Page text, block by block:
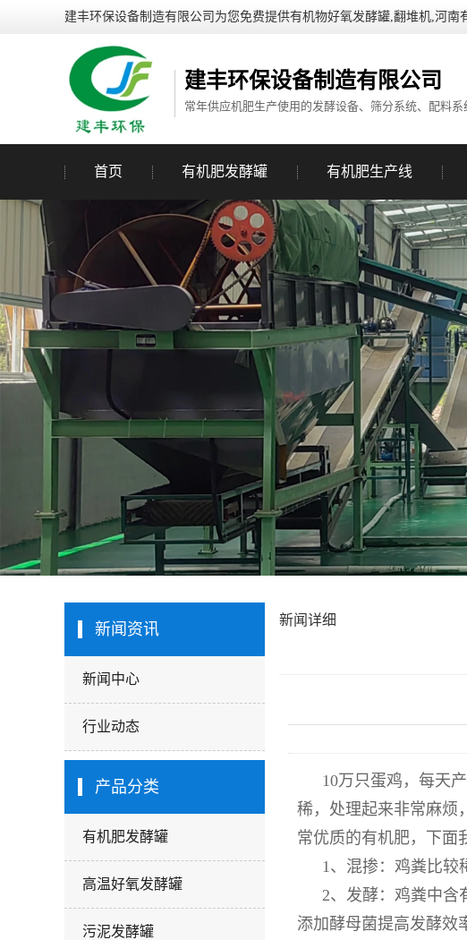
建丰环保设备制造有限公司为您免费提供有机物好氧发酵罐,翻堆机,河南
建丰环保设备制造有限公司
常年供应机肥生产使用的发酵设备、筛分系统、配料
首页 有机肥发酵罐 有机肥生产线
新闻资讯
新闻中心
行业动态
产品分类
有机肥发酵罐
高温好氧发酵罐
污泥发酵罐
新闻详细
10万只蛋鸡，每天
稀，处理起来非常麻烦
常优质的有机肥，下面
1、混掺：鸡粪比较
2、发酵：鸡粪中含
添加酵母菌提高发酵效